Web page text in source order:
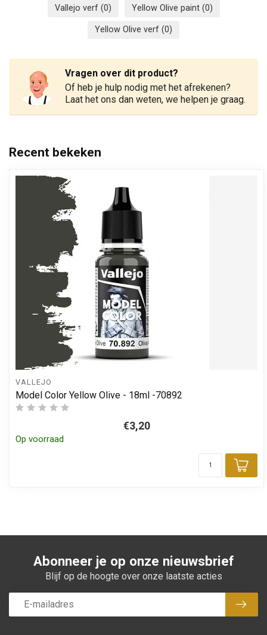
Vallejo verf (0) Yellow Olive paint (0)
Yellow Olive verf (0)
Vragen over dit product?
Of heb je hulp nodig met het afrekenen?
Laat het ons dan weten, we helpen je graag.
Recent bekeken
VALLEJO
Model Color Yellow Olive - 18ml -70892
€3,20
Op voorraad
Abonneer je op onze nieuwsbrief
Blijf op de hoogte over onze laatste acties